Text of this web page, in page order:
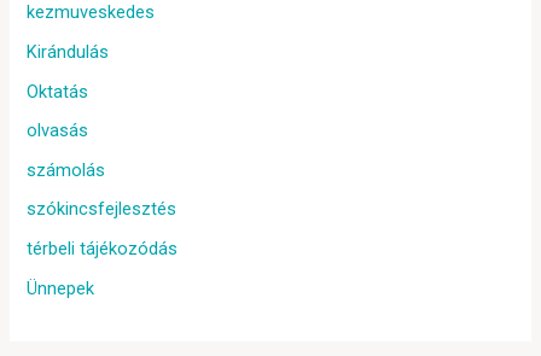
kezmuveskedes
Kirándulás
Oktatás
olvasás
számolás
szókincsfejlesztés
térbeli tájékozódás
Ünnepek